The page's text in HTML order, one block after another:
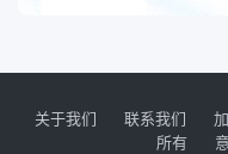
关于我们 联系我们
所有